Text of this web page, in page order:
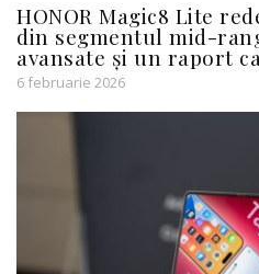
HONOR Magic8 Lite
din segmentul mid-
avansate și un raport
6 februarie 2026